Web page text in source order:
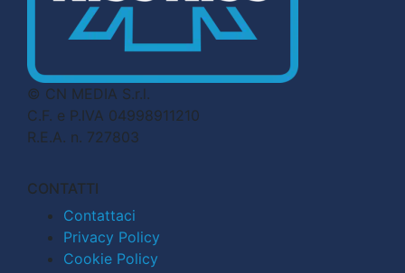
© CN MEDIA S.r.l.
C.F. e P.IVA 04998911210
R.E.A. n. 727803
CONTATTI
Contattaci
Privacy Policy
Cookie Policy